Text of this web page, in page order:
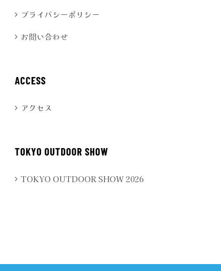
プライバシーポリシー
お問い合わせ
ACCESS
アクセス
TOKYO OUTDOOR SHOW
TOKYO OUTDOOR SHOW 2026